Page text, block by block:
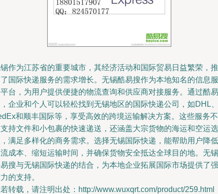
作为江苏省的重要城市，其经济活动和国际贸易日益繁荣，推
国际快递服务的需求增长。无锡酷易搜作为本地知名的信息服
台，为用户提供便捷的物流查询和供应商对接服务。通过酷易
企业和个人可以轻松找到无锡地区的国际快递公司，如DHL
和顺丰国际等，享受高效的跨境运输解决方案。这些服务不
持文件和小包裹的快速递送，还涵盖大宗货物的海运和空运选
满足多样化的商务需求。选择无锡国际快递，能帮助用户降低
成本、缩短运输时间，并确保货物安全抵达全球目的地。无锡
搜与无锡国际快递的结合，为本地企业拓展国际市场提供了强
的支持。
转载，请注明出处：http://www.wuxqrt.com/product/259.html